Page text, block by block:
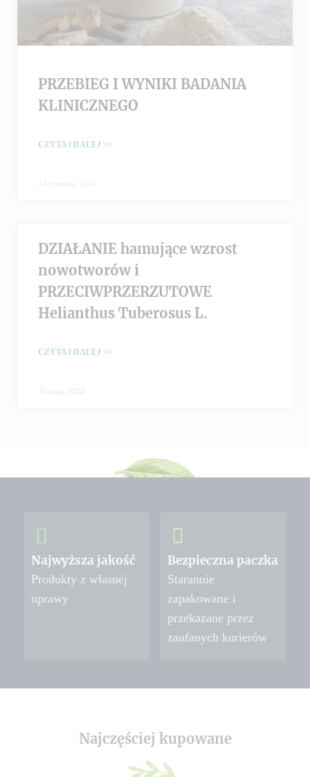
PRZEBIEG I WYNIKI BADANIA
KLINICZNEGO
CZYTAJ DALEJ >>
24 czerwca, 2024
DZIAŁANIE hamujące wzrost
nowotworów i
PRZECIWPRZERZUTOWE
Helianthus Tuberosus L.
CZYTAJ DALEJ >>
30 maja, 2024
Najwyższa jakość
Produkty z własnej
uprawy
Bezpieczna paczka
Starannie
zapakowane i
przekazane przez
zaufanych kurierów
Najczęściej kupowane